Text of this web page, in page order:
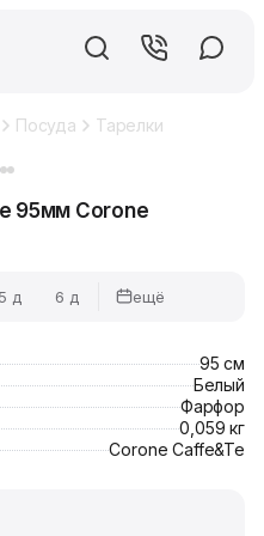
Посуда Тарелки
95мм Corone
5 д 6 д
ещё
95 см
Белый
Фарфор
0,059 кг
Corone Caffe&Te